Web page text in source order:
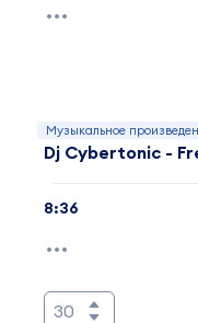
Музыкальное
Dj Cybertonic -
8:36
30